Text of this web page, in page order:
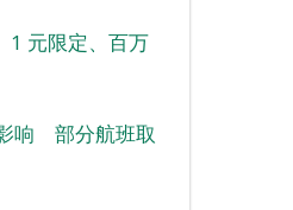
1 元限定、百万
响 部分航班取